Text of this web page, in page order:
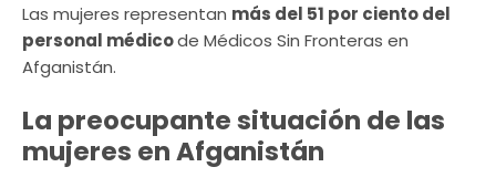
Las mujeres representan más del 51 por ciento del
personal médicode Médicos Sin Fronteras en
Afganistán.
La preocupante situación de las
mujeres en Afganistán